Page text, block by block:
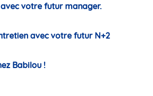
votre futur manager.
avec votre futur N+2
Babilou !